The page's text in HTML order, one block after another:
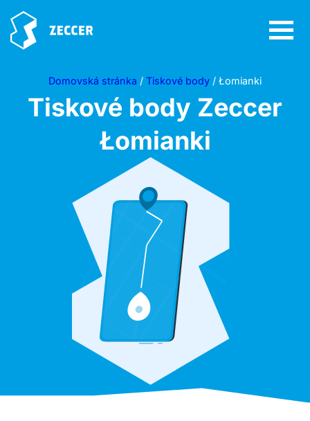
Domovská stránka / Tiskové body / Łomianki
Tiskové body Zeccer
Łomianki